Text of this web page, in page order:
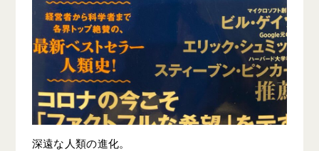
深遠な人類の進化。